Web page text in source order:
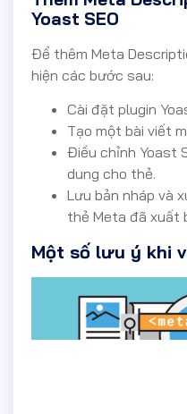
Yoast SEO
Để thêm Meta
hiện các bước sau:
Cài đặt plugin
Tạo một bài viết
Điều chỉnh Yoast
dung cho thẻ.
Lưu bản nháp và
thẻ Meta đã xuất
Một số lưu ý khi